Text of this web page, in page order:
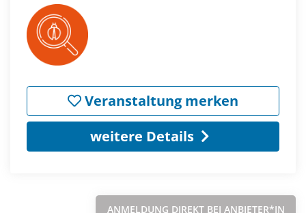
Veranstaltung merken
weitere Details
ANMELDUNG DIREKT BEI ANBIETER*IN